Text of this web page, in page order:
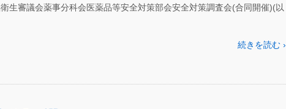
生審議会薬事分科会医薬品等安全対策部会安全対策調査会(合同開催)(以
続きを読む ›